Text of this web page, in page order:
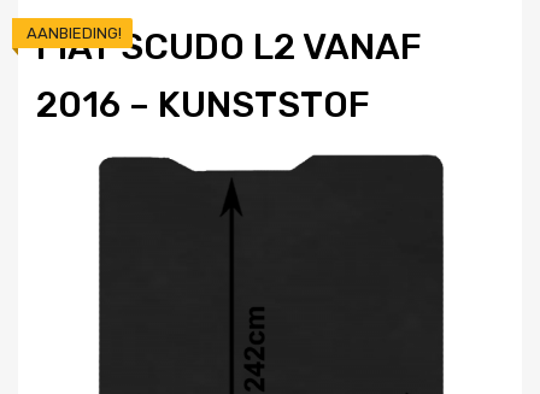
FIAT SCUDO L2 VANAF
2016 – KUNSTSTOF
AANBIEDING!